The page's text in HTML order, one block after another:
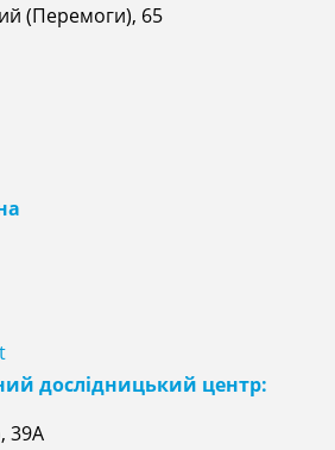
(Перемоги), 65
дослідницький центр:
39А